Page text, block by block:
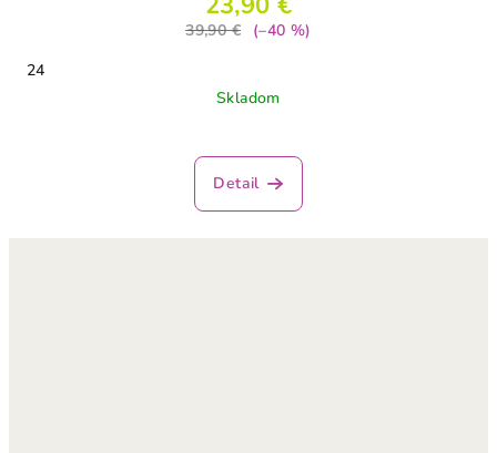
39,90 €
(–40 %)
24
Skladom
Detail